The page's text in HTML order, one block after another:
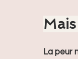
La peur